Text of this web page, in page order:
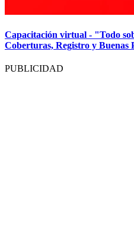
Capacitación virtual - "Todo
Coberturas, Registro y Buenas
PUBLICIDAD